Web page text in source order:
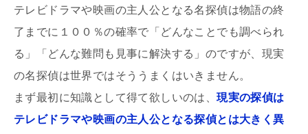
テレビドラマや映画の主人公となる名探偵は物語の終
了までに１００％の確率で「どんなことでも調べられ
る」「どんな難問も見事に解決する」のですが、現実
の名探偵は世界ではそううまくはいきません。
まず最初に知識として得て欲しいのは、現実の探偵は
テレビドラマや映画の主人公となる探偵とは大きく異